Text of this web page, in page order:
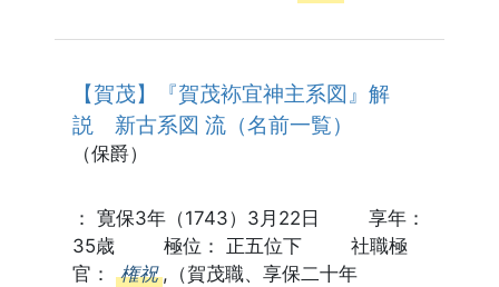
【賀茂】『賀茂袮宜神主系図』解
説 新古系図 流（名前一覧）
（保爵）
： 寛保3年（1743）3月22日 享年：
35歳 極位： 正五位下 社職極
官： 権祝 ,（賀茂職、享保二十年